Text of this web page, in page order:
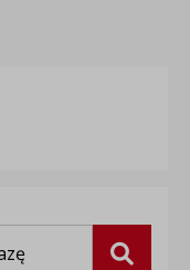
Szukaj